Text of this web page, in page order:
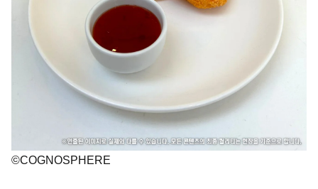
©COGNOSPHERE